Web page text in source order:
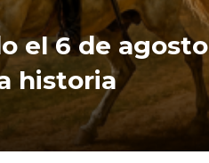
el 6 de agosto
historia